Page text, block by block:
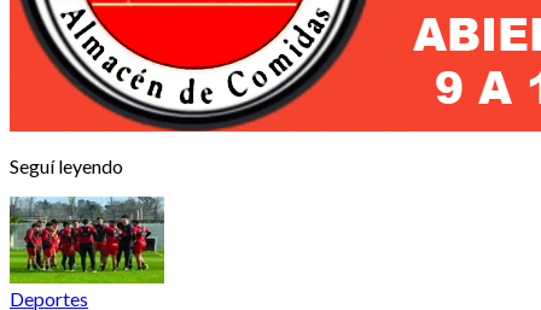
Seguí leyendo
Deportes